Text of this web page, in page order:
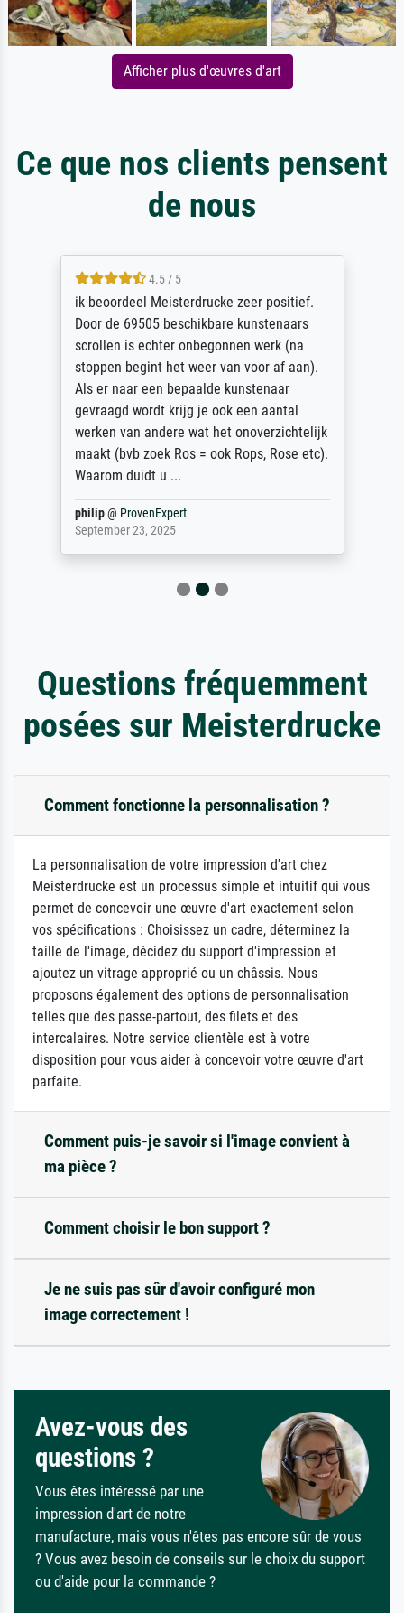
Afficher plus d'œuvres d'art
Ce que nos clients pensent
de nous
4.5 / 5
ik beoordeel Meisterdrucke zeer positief.
Door de 69505 beschikbare kunstenaars
scrollen is echter onbegonnen werk (na
stoppen begint het weer van voor af aan).
Als er naar een bepaalde kunstenaar
gevraagd wordt krijg je ook een aantal
werken van andere wat het onoverzichtelijk
maakt (bvb zoek Ros = ook Rops, Rose etc).
Waarom duidt u ...
philip@ ProvenExpert
September 23, 2025
Questions fréquemment
posées sur Meisterdrucke
Comment fonctionne la personnalisation ?
La personnalisation de votre impression d'art chez
Meisterdrucke est un processus simple et intuitif qui vous
permet de concevoir une œuvre d'art exactement selon
vos spécifications : Choisissez un cadre, déterminez la
taille de l'image, décidez du support d'impression et
ajoutez un vitrage approprié ou un châssis. Nous
proposons également des options de personnalisation
telles que des passe-partout, des filets et des
intercalaires. Notre service clientèle est à votre
disposition pour vous aider à concevoir votre œuvre d'art
parfaite.
Comment puis-je savoir si l'image convient à
ma pièce ?
Comment choisir le bon support ?
Je ne suis pas sûr d'avoir configuré mon
image correctement !
Avez-vous des
questions ?
Vous êtes intéressé par une
impression d'art de notre
manufacture, mais vous n'êtes pas encore sûr de vous
? Vous avez besoin de conseils sur le choix du support
ou d'aide pour la commande ?